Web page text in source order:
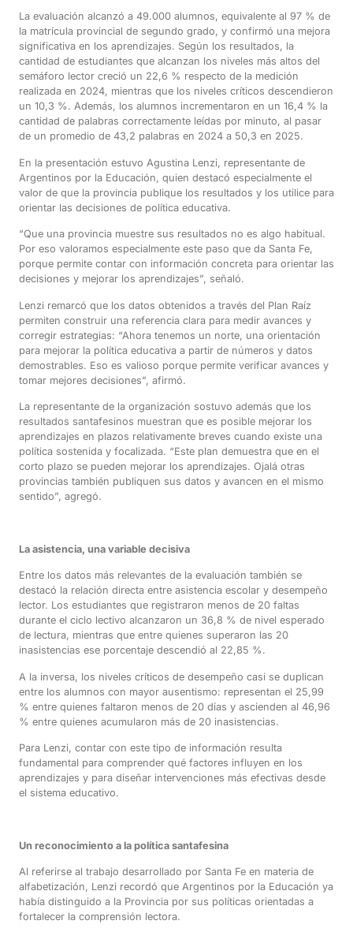
La evaluación alcanzó a 49.000 alumnos, equivalente al 97 % de
la matrícula provincial de segundo grado, y confirmó una mejora
significativa en los aprendizajes. Según los resultados, la
cantidad de estudiantes que alcanzan los niveles más altos del
semáforo lector creció un 22,6 % respecto de la medición
realizada en 2024, mientras que los niveles críticos descendieron
un 10,3 %. Además, los alumnos incrementaron en un 16,4 % la
cantidad de palabras correctamente leídas por minuto, al pasar
de un promedio de 43,2 palabras en 2024 a 50,3 en 2025.
En la presentación estuvo Agustina Lenzi, representante de
Argentinos por la Educación, quien destacó especialmente el
valor de que la provincia publique los resultados y los utilice para
orientar las decisiones de política educativa.
“Que una provincia muestre sus resultados no es algo habitual.
Por eso valoramos especialmente este paso que da Santa Fe,
porque permite contar con información concreta para orientar las
decisiones y mejorar los aprendizajes”, señaló.
Lenzi remarcó que los datos obtenidos a través del Plan Raíz
permiten construir una referencia clara para medir avances y
corregir estrategias: “Ahora tenemos un norte, una orientación
para mejorar la política educativa a partir de números y datos
demostrables. Eso es valioso porque permite verificar avances y
tomar mejores decisiones”, afirmó.
La representante de la organización sostuvo además que los
resultados santafesinos muestran que es posible mejorar los
aprendizajes en plazos relativamente breves cuando existe una
política sostenida y focalizada. “Este plan demuestra que en el
corto plazo se pueden mejorar los aprendizajes. Ojalá otras
provincias también publiquen sus datos y avancen en el mismo
sentido”, agregó.
La asistencia, una variable decisiva
Entre los datos más relevantes de la evaluación también se
destacó la relación directa entre asistencia escolar y desempeño
lector. Los estudiantes que registraron menos de 20 faltas
durante el ciclo lectivo alcanzaron un 36,8 % de nivel esperado
de lectura, mientras que entre quienes superaron las 20
inasistencias ese porcentaje descendió al 22,85 %.
A la inversa, los niveles críticos de desempeño casi se duplican
entre los alumnos con mayor ausentismo: representan el 25,99
% entre quienes faltaron menos de 20 días y ascienden al 46,96
% entre quienes acumularon más de 20 inasistencias.
Para Lenzi, contar con este tipo de información resulta
fundamental para comprender qué factores influyen en los
aprendizajes y para diseñar intervenciones más efectivas desde
el sistema educativo.
Un reconocimiento a la política santafesina
Al referirse al trabajo desarrollado por Santa Fe en materia de
alfabetización, Lenzi recordó que Argentinos por la Educación ya
había distinguido a la Provincia por sus políticas orientadas a
fortalecer la comprensión lectora.